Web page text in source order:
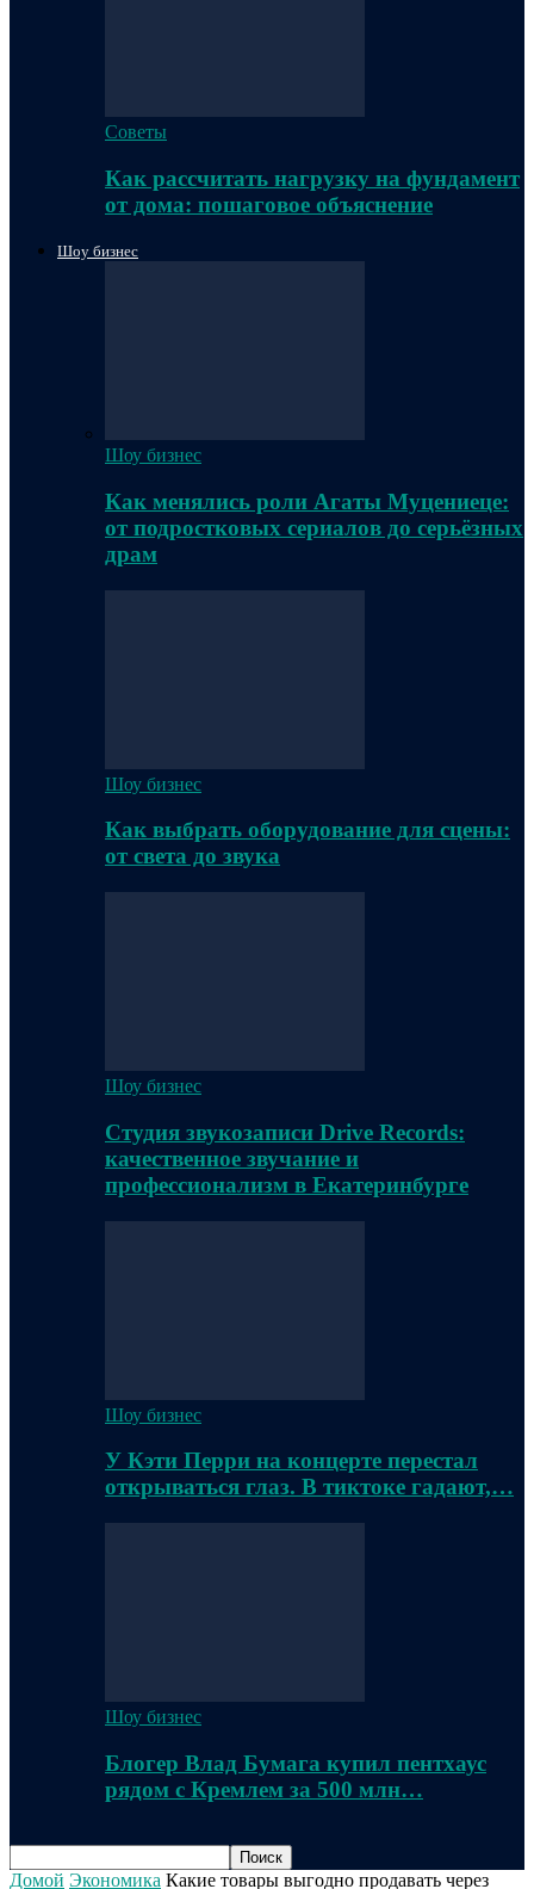
Советы
Как рассчитать нагрузку на фундамент
от дома: пошаговое объяснение
Шоу бизнес
Шоу бизнес
Как менялись роли Агаты Муцениеце:
от подростковых сериалов до серьёзных
драм
Шоу бизнес
Как выбрать оборудование для сцены:
от света до звука
Шоу бизнес
Студия звукозаписи Drive Records:
качественное звучание и
профессионализм в Екатеринбурге
Шоу бизнес
У Кэти Перри на концерте перестал
открываться глаз. В тиктоке гадают,…
Шоу бизнес
Блогер Влад Бумага купил пентхаус
рядом с Кремлем за 500 млн…
Домой Экономика Какие товары выгодно продавать через